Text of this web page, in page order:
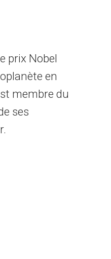
prix Nobel
en
membre du
ses